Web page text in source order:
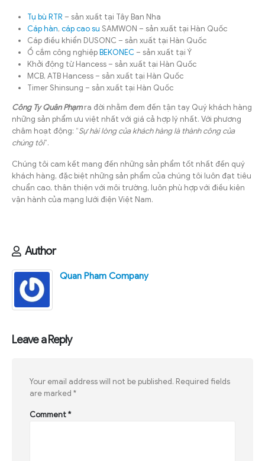
Tụ bù RTR – sản xuất tại Tây Ban Nha
Cáp hàn, cáp cao su SAMWON – sản xuất tại Hàn Quốc
Cáp điều khiển DUSONC – sản xuất tại Hàn Quốc
Ổ cắm công nghiệpBEKONEC– sản xuất tại Ý
Khởi động từ Hancess – sản xuất tại Hàn Quốc
MCB, ATB Hancess – sản xuất tại Hàn Quốc
Timer Shinsung – sản xuất tại Hàn Quốc
Công Ty Quân Phạmra đời nhằm đem đến tận tay Quý khách hàng
những sản phẩm ưu việt nhất với giá cả hợp lý nhất. Với phương
châm hoạt động: “Sự hài lòng của khách hàng là thành công của
chúng tôi“.
Chúng tôi cam kết mang đến những sản phẩm tốt nhất đến quý
khách hàng, đặc biệt những sản phẩm của chúng tôi luôn đạt tiêu
chuẩn cao, thân thiện với môi trường, luôn phù hợp với điều kiên
vận hành của mạng lưới điện Việt Nam.
Author
Quan Pham Company
Leave a Reply
Your email address will not be published. Required fields
are marked *
Comment*